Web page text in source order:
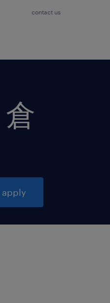
contact us
apply